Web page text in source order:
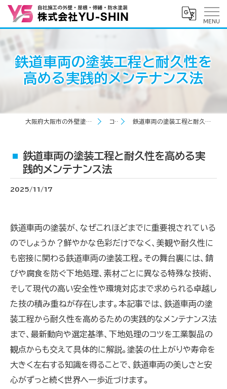
鉄道車両の塗装工程と耐久性を
高める実践的メンテナンス法
大阪府大阪市の外壁塗装なら株式会社YU-SHIN コラム 鉄道車両の塗装工程と耐久性を高める実践的メンテナンス法
鉄道車両の塗装工程と耐久性を高める実
践的メンテナンス法
2025/11/17
鉄道車両の塗装が、なぜこれほどまでに重要視されている
のでしょうか？鮮やかな色彩だけでなく、美観や耐久性に
も密接に関わる鉄道車両の塗装工程。その舞台裏には、錆
びや腐食を防ぐ下地処理、素材ごとに異なる特殊な技術、
そして現代の高い安全性や環境対応まで求められる卓越し
た技の積み重ねが存在します。本記事では、鉄道車両の塗
装工程から耐久性を高めるための実践的なメンテナンス法
まで、最新動向や選定基準、下地処理のコツを工業製品の
観点からも交えて具体的に解説。塗装の仕上がりや寿命を
大きく左右する知識を得ることで、鉄道車両の美しさと安
心がずっと続く世界へ一歩近づけます。